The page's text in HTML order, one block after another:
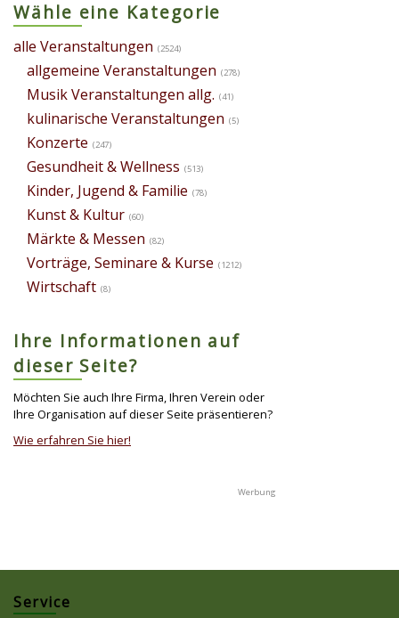
Wähle eine Kategorie
alle Veranstaltungen (2524)
allgemeine Veranstaltungen (278)
Musik Veranstaltungen allg. (41)
kulinarische Veranstaltungen (5)
Konzerte (247)
Gesundheit & Wellness (513)
Kinder, Jugend & Familie (78)
Kunst & Kultur (60)
Märkte & Messen (82)
Vorträge, Seminare & Kurse (1212)
Wirtschaft (8)
Ihre Informationen auf
dieser Seite?
Möchten Sie auch Ihre Firma, Ihren Verein oder
Ihre Organisation auf dieser Seite präsentieren?
Wie erfahren Sie hier!
Service